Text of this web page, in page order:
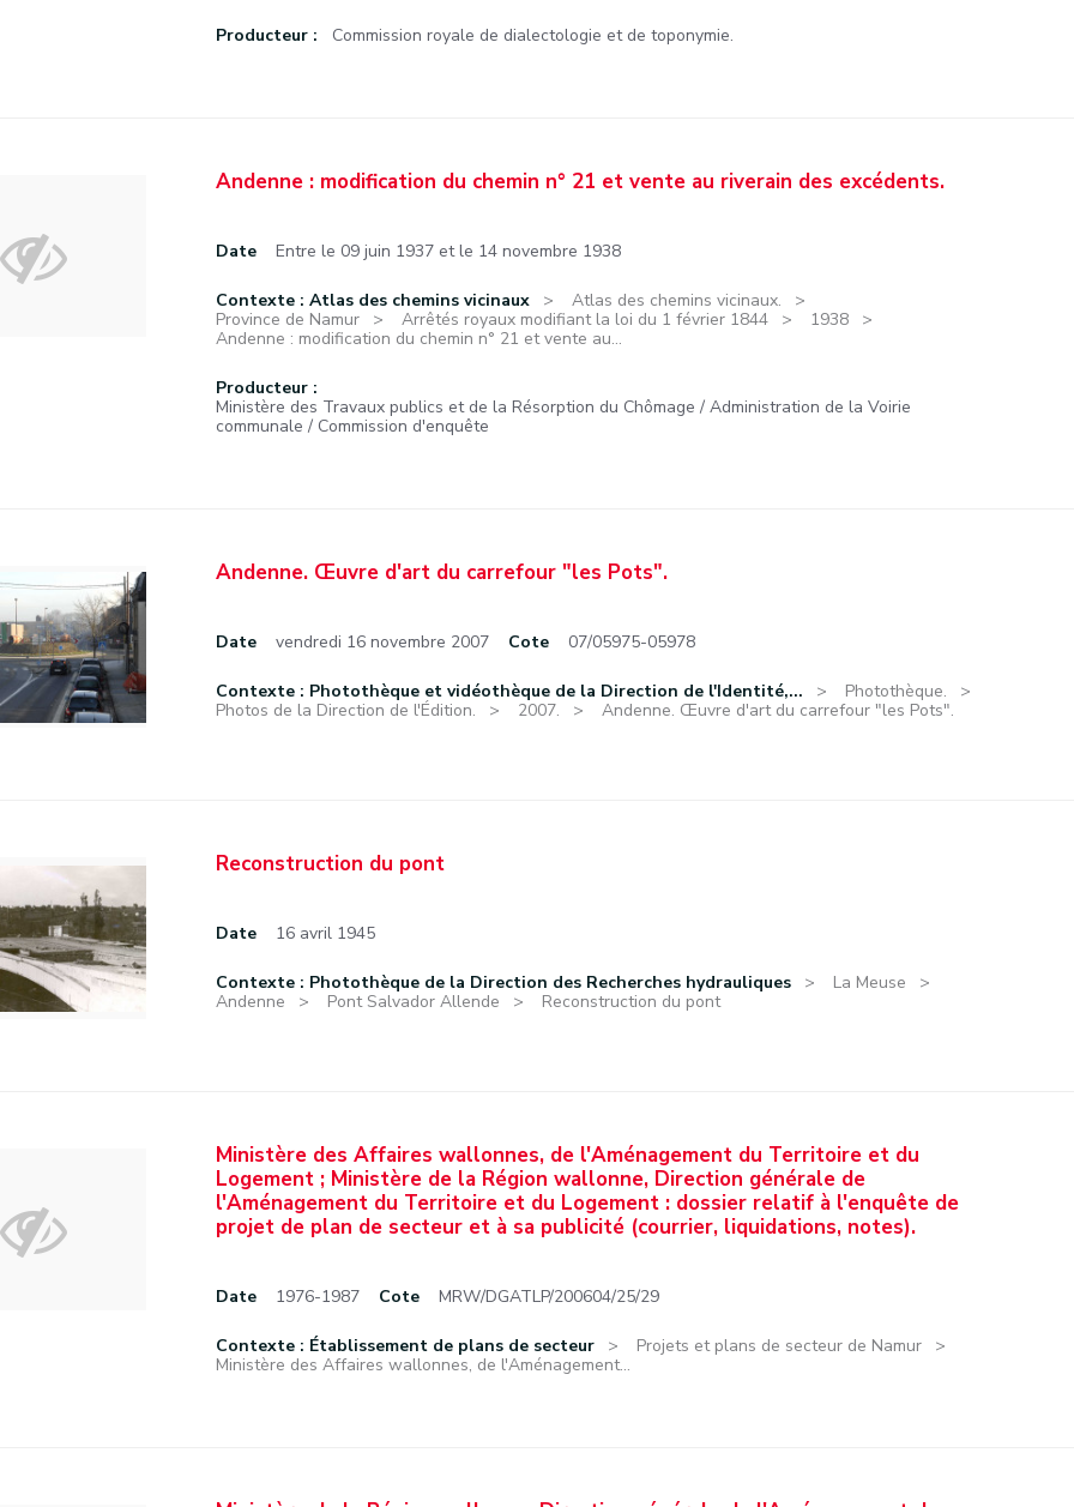
Producteur : Commission royale de dialectologie et de toponymie.
Andenne : modification du chemin n° 21 et vente au riverain des excédents.
Date Entre le 09 juin 1937 et le 14 novembre 1938
Contexte : Atlas des chemins vicinaux
Atlas des chemins vicinaux.
Province de Namur
Arrêtés royaux modifiant la loi du 1 février 1844
1938
Andenne : modification du chemin n° 21 et vente au...
Producteur :
Ministère des Travaux publics et de la Résorption du Chômage / Administration de la Voirie
communale / Commission d'enquête
Andenne. Œuvre d'art du carrefour "les Pots".
Date vendredi 16 novembre 2007 Cote 07/05975-05978
Contexte : Photothèque et vidéothèque de la Direction de l'Identité,...
Photothèque.
Photos de la Direction de l'Édition.
2007. Andenne. Œuvre d'art du carrefour "les Pots".
Reconstruction du pont
Date 16 avril 1945
Contexte : Photothèque de la Direction des Recherches hydrauliques
La Meuse
Andenne
Pont Salvador Allende Reconstruction du pont
Ministère des Affaires wallonnes, de l'Aménagement du Territoire et du
Logement ; Ministère de la Région wallonne, Direction générale de
l'Aménagement du Territoire et du Logement : dossier relatif à l'enquête de
projet de plan de secteur et à sa publicité (courrier, liquidations, notes).
Date 1976-1987 Cote MRW/DGATLP/200604/25/29
Contexte : Établissement de plans de secteur
Projets et plans de secteur de Namur
Ministère des Affaires wallonnes, de l'Aménagement...